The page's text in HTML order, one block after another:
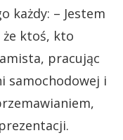
każdy: – Jestem
że ktoś, kto
pracując
samochodowej i